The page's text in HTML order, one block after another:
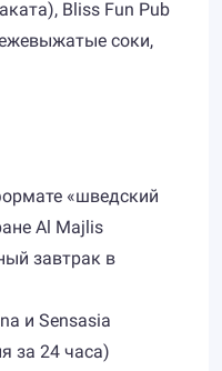
Bliss Fun Pub
соки,
«шведский
Al Majlis
завтрак в
и Sensasia
за 24 часа)